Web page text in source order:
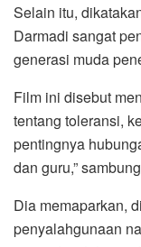
Selain itu,
Darmadi sangat
generasi muda
Film ini disebut
tentang toleransi,
pentingnya
dan guru,”
Dia memaparkan,
penyalahgunaan